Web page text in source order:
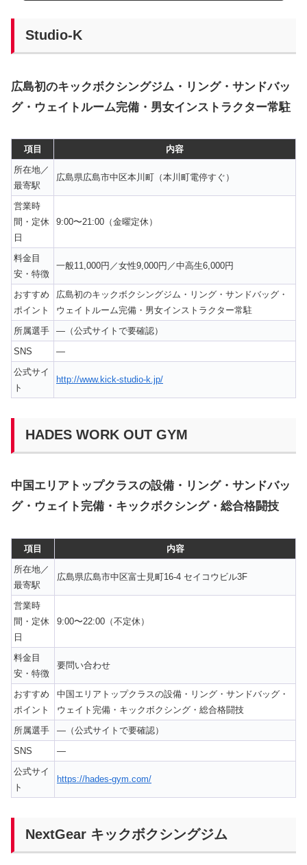
Studio-K
広島初のキックボクシングジム・リング・サンドバッ
グ・ウェイトルーム完備・男女インストラクター常駐
項目
内容
所在地／
最寄駅
広島県広島市中区本川町（本川町電停すぐ）
営業時
間・定休
日
9:00〜21:00（金曜定休）
料金目
安・特徴
一般11,000円／女性9,000円／中高生6,000円
おすすめ
ポイント
広島初のキックボクシングジム・リング・サンドバッグ・
ウェイトルーム完備・男女インストラクター常駐
所属選手
—（公式サイトで要確認）
SNS
—
公式サイ
ト
http://www.kick-studio-k.jp/
HADES WORK OUT GYM
中国エリアトップクラスの設備・リング・サンドバッ
グ・ウェイト完備・キックボクシング・総合格闘技
項目
内容
所在地／
最寄駅
広島県広島市中区富士見町16-4 セイコウビル3F
営業時
間・定休
日
9:00〜22:00（不定休）
料金目
安・特徴
要問い合わせ
おすすめ
ポイント
中国エリアトップクラスの設備・リング・サンドバッグ・
ウェイト完備・キックボクシング・総合格闘技
所属選手
—（公式サイトで要確認）
SNS
—
公式サイ
ト
https://hades-gym.com/
NextGear キックボクシングジム